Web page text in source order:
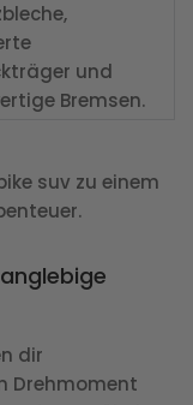
und
Bremsen.
suv zu einem
dir
Drehmoment